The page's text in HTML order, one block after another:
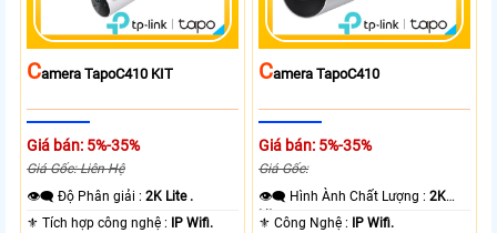
CAmera TapoC410 KIT
Giá bán: 5%-35%
Giá Gốc: Liên Hệ
👁️‍🗨 Độ Phân giải :2K Lite .
⚜️ Tích hợp công nghệ :
IP Wifi.
CAmera TapoC410
Giá bán: 5%-35%
Giá Gốc:
👁️‍🗨 Hình Ành Chất Lượng :2K
Lite .
⚜️ Công Nghệ :
IP Wifi.